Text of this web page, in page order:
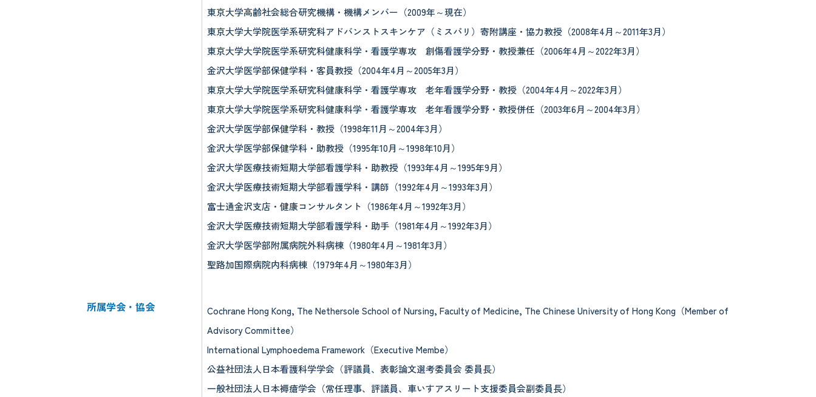
東京大学高齢社会総合研究機構・機構メンバー（2009年～現在）
東京大学大学院医学系研究科アドバンストスキンケア（ミスパリ）寄附講座・協力教授（2008年4月～2011年3月）
東京大学大学院医学系研究科健康科学・看護学専攻 創傷看護学分野・教授兼任（2006年4月～2022年3月）
金沢大学医学部保健学科・客員教授（2004年4月～2005年3月）
東京大学大学院医学系研究科健康科学・看護学専攻 老年看護学分野・教授（2004年4月～2022年3月）
東京大学大学院医学系研究科健康科学・看護学専攻 老年看護学分野・教授併任（2003年6月～2004年3月）
金沢大学医学部保健学科・教授（1998年11月～2004年3月）
金沢大学医学部保健学科・助教授（1995年10月～1998年10月）
金沢大学医療技術短期大学部看護学科・助教授（1993年4月～1995年9月）
金沢大学医療技術短期大学部看護学科・講師（1992年4月～1993年3月）
富士通金沢支店・健康コンサルタント（1986年4月～1992年3月）
金沢大学医療技術短期大学部看護学科・助手（1981年4月～1992年3月）
金沢大学医学部附属病院外科病棟（1980年4月～1981年3月）
聖路加国際病院内科病棟（1979年4月～1980年3月）
所属学会・協会
Cochrane Hong Kong, The Nethersole School of Nursing, Faculty of Medicine, The Chinese University of Hong Kong（Member of
Advisory Committee）
International Lymphoedema Framework（Executive Membe）
公益社団法人日本看護科学学会（評議員、表彰論文選考委員会 委員長）
一般社団法人日本褥瘡学会（常任理事、評議員、車いすアスリート支援委員会副委員長）